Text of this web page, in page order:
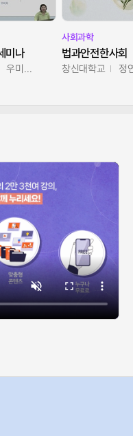
미나
우미옥,오윤경,박선이
사회과학
법과안전한사회
창신대학교 정